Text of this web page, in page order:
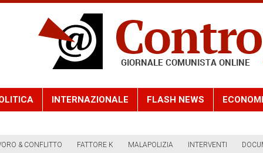
INTERNAZIONALE FLASH NEWS
& CONFLITTO FATTORE K MALAPOLIZIA INTERVENTI